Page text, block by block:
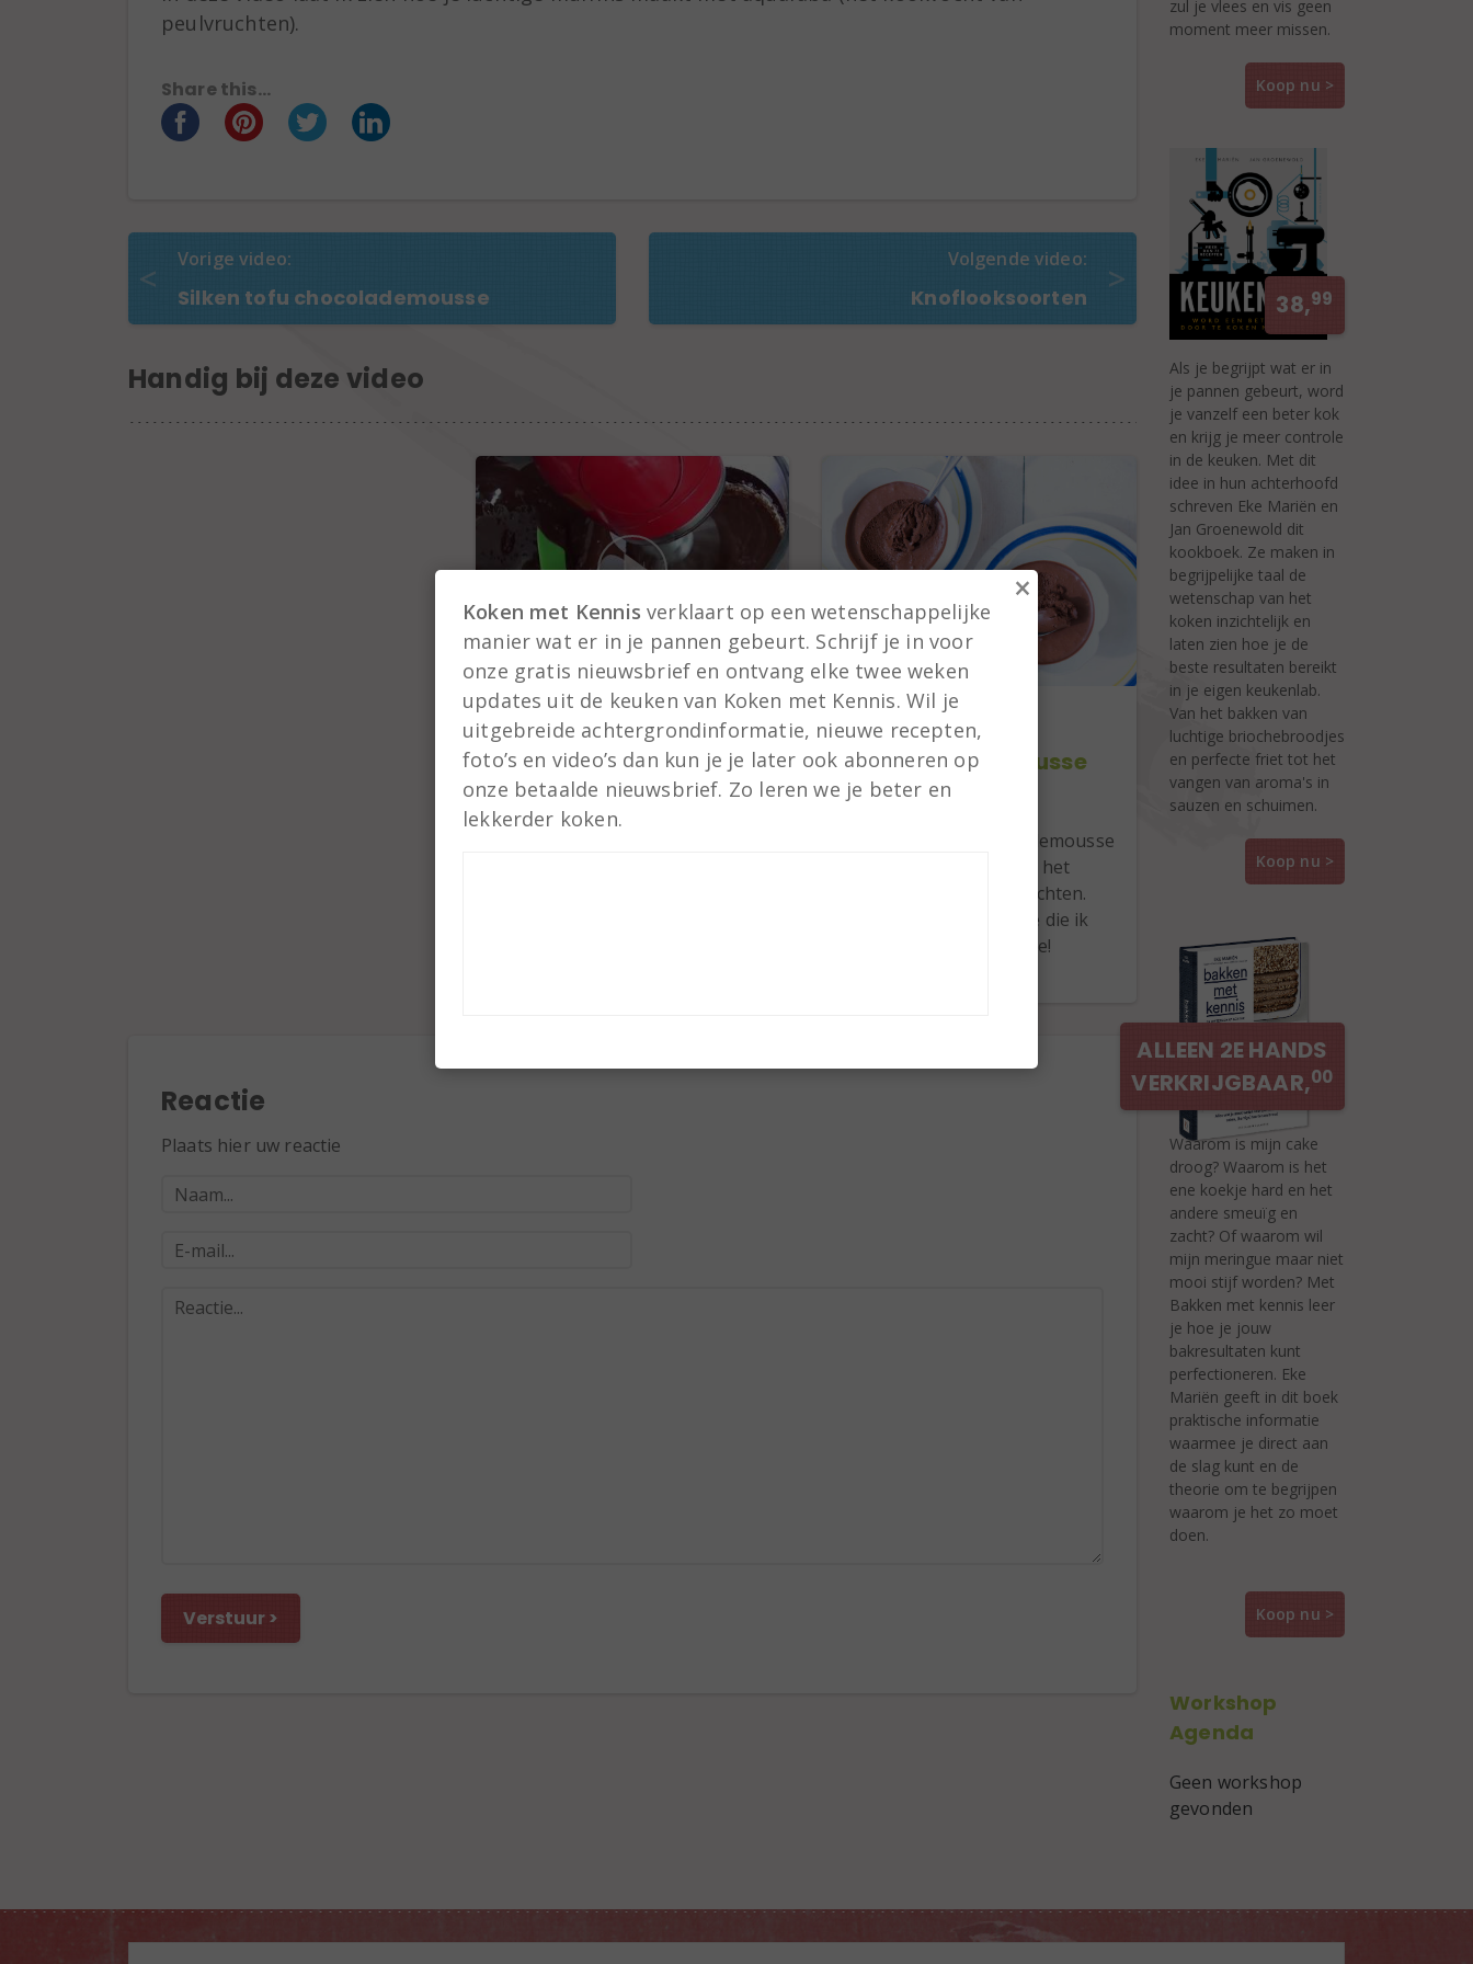
peulvruchten).
Share this...
Vorige video:
Silken tofu chocolademousse
Volgende video:
Knoflooksoorten
Handig bij deze video
Video
Vegan chocomousse
met aquafaba
chocola patisserie
peulvruchten
Recept
Vegan chocomousse
met aquafaba
Veganistische chocolademousse
op basis van aquafabe, het
kookvocht van peulvruchten.
De beste veganmousse die ik
heb geproefd tot nu toe!
Reactie
Plaats hier uw reactie
zul je vlees en vis geen
moment meer missen.
Koop nu >
38,99
Als je begrijpt wat er in
je pannen gebeurt, word
je vanzelf een beter kok
en krijg je meer controle
in de keuken. Met dit
idee in hun achterhoofd
schreven Eke Mariën en
Jan Groenewold dit
kookboek. Ze maken in
begrijpelijke taal de
wetenschap van het
koken inzichtelijk en
laten zien hoe je de
beste resultaten bereikt
in je eigen keukenlab.
Van het bakken van
luchtige briochebroodjes
en perfecte friet tot het
vangen van aroma's in
sauzen en schuimen.
Koop nu >
ALLEEN 2E HANDS
VERKRIJGBAAR,00
Waarom is mijn cake
droog? Waarom is het
ene koekje hard en het
andere smeuïg en
zacht? Of waarom wil
mijn meringue maar niet
mooi stijf worden? Met
Bakken met kennis leer
je hoe je jouw
bakresultaten kunt
perfectioneren. Eke
Mariën geeft in dit boek
praktische informatie
waarmee je direct aan
de slag kunt en de
theorie om te begrijpen
waarom je het zo moet
doen.
Koop nu >
Workshop
Agenda
Geen workshop
gevonden
Koken met Kennis verklaart op een wetenschappelijke
manier wat er in je pannen gebeurt. Schrijf je in voor
onze gratis nieuwsbrief en ontvang elke twee weken
updates uit de keuken van Koken met Kennis. Wil je
uitgebreide achtergrondinformatie, nieuwe recepten,
foto’s en video’s dan kun je je later ook abonneren op
onze betaalde nieuwsbrief. Zo leren we je beter en
lekkerder koken.
×